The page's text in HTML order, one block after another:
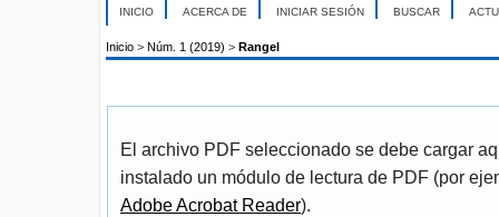
INICIO ACERCA DE INICIAR SESIÓN BUSCAR
Inicio > Núm. 1 (2019) > Rangel
El archivo PDF seleccionado se debe cargar
instalado un módulo de lectura de PDF (por
Adobe Acrobat Reader).